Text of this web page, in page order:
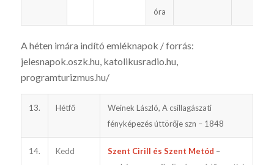
óra
A héten imára indító emléknapok / forrás:
jelesnapok.oszk.hu, katoli­kusradio.hu,
programturizmus.hu/
13. Hétfő
Weinek László, A csillagászati
fényképezés úttörője szn – 1848
14. Kedd Szent Cirill és Szent Metód –